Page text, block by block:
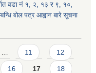
वडा नं १, २, १३ र ९, १०,
बोल पत्र आह्वान बारे सूचना
11 12
16 17 18